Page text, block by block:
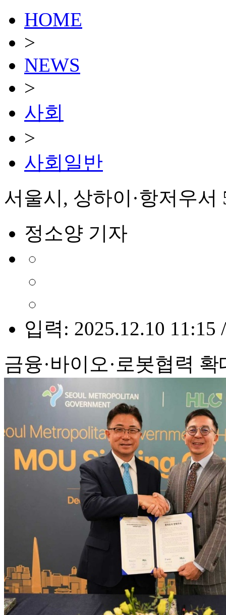
HOME
>
NEWS
>
사회
>
사회일반
서울시, 상하이·항저우서
정소양 기자
입력: 2025.12.10 11:15
금융·바이오·로봇협력 확